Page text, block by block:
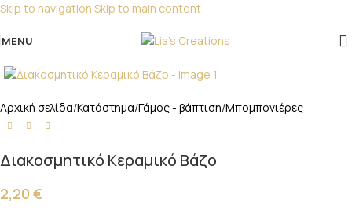
Skip to navigation Skip to main content
Για παραγγελίες για μπομπονιέρες παρακαλώ
επικοινωνήστε μαζί μας!
MENU
Αρχική σελίδα/Κατάστημα/Γάμος - βάπτιση/Μπομπονιέρες
Διακοσμητικό Κεραμικό Βάζο
2,20 €